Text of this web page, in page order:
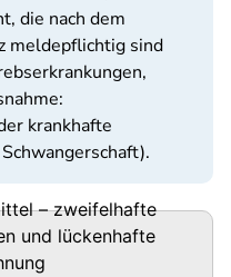
die nach dem
meldepflichtig sind
krankhafte
– zweifelhafte
und lückenhafte